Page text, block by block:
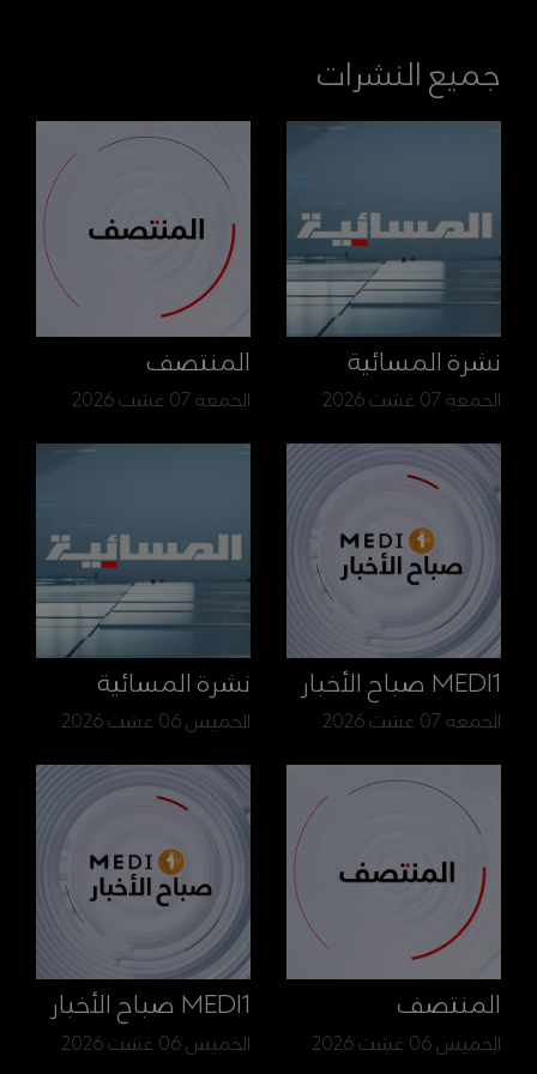
جميع النشرات
نشرة المسائية
الجمعة 07 غشت 2026
المنتصف
الجمعة 07 غشت 2026
MEDI1 صباح الأخبار
الجمعة 07 غشت 2026
نشرة المسائية
الخميس 06 غشت 2026
المنتصف
الخميس 06 غشت 2026
MEDI1 صباح الأخبار
الخميس 06 غشت 2026